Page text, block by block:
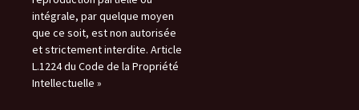
intégrale, par quelque moyen
que ce soit, est non autorisée
et strictement interdite. Article
L.1224 du Code de la Propriété
Intellectuelle »